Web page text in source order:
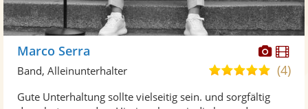
Marco Serra
5,0
5
(4)
Band, Alleinunterhalter
Gute Unterhaltung sollte vielseitig sein. und sorgfältig